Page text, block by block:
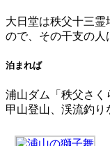
大日堂は秩父十三
ので、その干支の人
泊まれば
浦山ダム「秩父さく
甲山登山、渓流釣り